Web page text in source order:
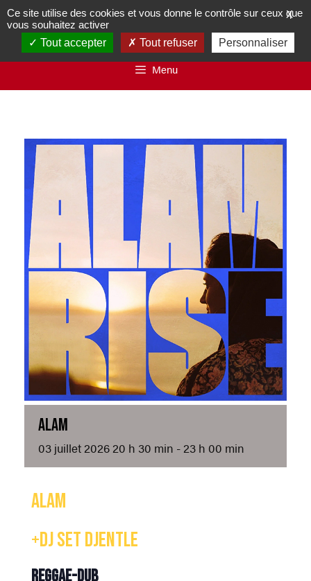
Menu
ALAM
03 juillet202620 h 30 min - 23 h 00 min
ALAM
+DJ Set DJENTLE
REGGAE-DUB
X
Ce site utilise des cookies et vous donne le contrôle sur ceux que
vous souhaitez activer
Tout accepter
Tout refuser Personnaliser